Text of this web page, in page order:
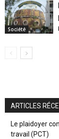
Société
ARTICLES
Le plaidoyer
travail (PCT)